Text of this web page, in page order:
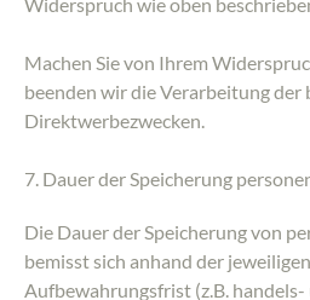
Machen Sie von Ihrem
beenden wir die Verarbeitung der
Direktwerbezwecken.
7. Dauer der Speicherung
Die Dauer der Speicherung von
bemisst sich anhand der
Aufbewahrungsfrist (z.B.